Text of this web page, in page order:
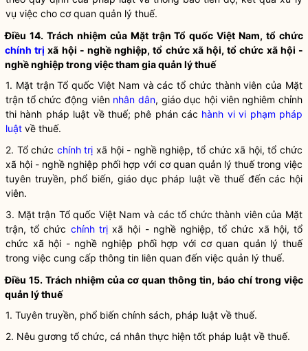
vụ việc cho cơ quan quản lý thuế.
Điều 14. Trách nhiệm của Mặt trận Tổ quốc Việt Nam, tổ chức
chính trị xã hội - nghề nghiệp, tổ chức xã hội, tổ chức xã hội -
nghề nghiệp trong việc tham gia quản lý thuế
1. Mặt trận Tổ quốc Việt Nam và các tổ chức thành viên của Mặt
trận tổ chức động viên nhân dân, giáo dục hội viên nghiêm chỉnh
thi hành pháp luật về thuế; phê phán các hành vi vi phạm pháp
luật về thuế.
2. Tổ chức chính trị xã hội - nghề nghiệp, tổ chức xã hội, tổ chức
xã hội - nghề nghiệp phối hợp với cơ quan quản lý thuế trong việc
tuyên truyền, phổ biến, giáo dục pháp luậtvề thuế đến các hội
viên.
3. Mặt trận Tổ quốc Việt Nam và các tổ chức thành viên của Mặt
trận, tổ chức chính trịxã hội - nghề nghiệp, tổ chức xã hội, tổ
chức xã hội - nghề nghiệp phối hợp với cơ quan quản lý thuế
trong việc cung cấp thông tin liên quan đến việc quản lý thuế.
Điều 15. Trách nhiệm của cơ quan thông tin, báo chí trong việc
quản lý thuế
1. Tuyên truyền, phổ biến chính sách, pháp luật về thuế.
2. Nêu gương tổ chức, cá nhân thực hiện tốt pháp luật về thuế.